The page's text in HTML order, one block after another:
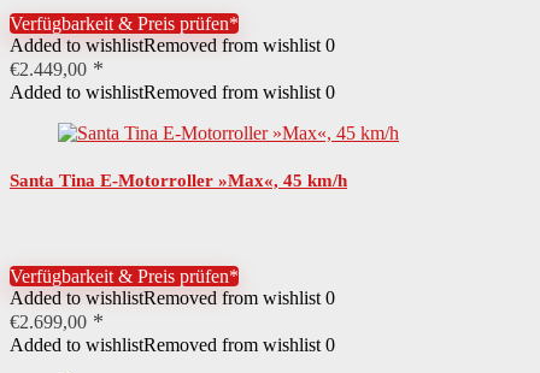
Verfügbarkeit & Preis prüfen*
Added to wishlistRemoved from wishlist 0
€2.449,00
Added to wishlistRemoved from wishlist 0
Santa Tina E-Motorroller »Max«, 45 km/h
Verfügbarkeit & Preis prüfen*
Added to wishlistRemoved from wishlist 0
€2.699,00
Added to wishlistRemoved from wishlist 0